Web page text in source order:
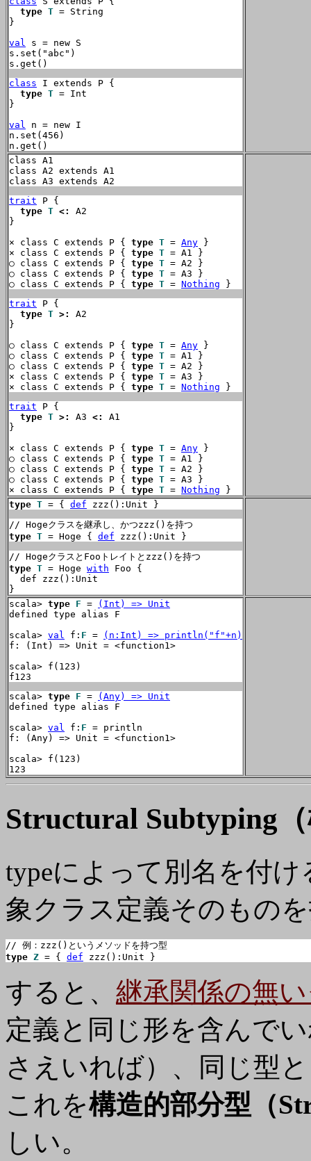
type T = String
}
val
s = new S
s.set("abc")
s.get()
class I extends P {
type T = Int
}
val
n = new I
n.set(456)
n.get()
class A1
class A2 extends A1
class A3 extends A2
trait P {
type T <:
A2
}
× class C extends P { type T = Any }
× class C extends P { type T = A1 }
○ class C extends P { type T = A2 }
○ class C extends P { type T = A3 }
○ class C extends P { type T = Nothing }
trait P {
type T >:
A2
}
○ class C extends P { type T = Any }
○ class C extends P { type T = A1 }
○ class C extends P { type T = A2 }
× class C extends P { type T = A3 }
× class C extends P { type T = Nothing }
trait P {
type T >: A3 <:
A1
}
× class C extends P { type T = Any }
○ class C extends P { type T = A1 }
○ class C extends P { type T = A2 }
○ class C extends P { type T = A3 }
× class C extends P { type T = Nothing }
type T = { def zzz():Unit }
type T = Hoge { def zzz():Unit }
type T = Hoge with Foo {
  def zzz():Unit
}
scala> type F =
(Int) => Unit
defined type alias F
scala> val f: F =
(n:Int) => println("f"+n)
f: (Int) => Unit = <function1>
scala> f(123)
f123
scala> type F =
(Any) => Unit
defined type alias F
scala> val f: F = println
f: (Any) => Unit = <function1>
scala> f(123)
123
Structural Subtyping
typeによって別名を付
象クラス定義そのもの
type Z = { def zzz():Unit }
すると、 継承関係の無
定義と同じ形を含んで
さえいれば）、同じ型
これを構造的部分型（
しい。